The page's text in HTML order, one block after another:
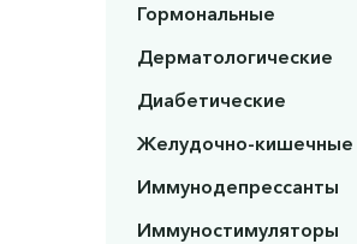
Гормональные
Дерматологические
Диабетические
Желудочно-кишечные
Иммунодепрессанты
Иммуностимуляторы